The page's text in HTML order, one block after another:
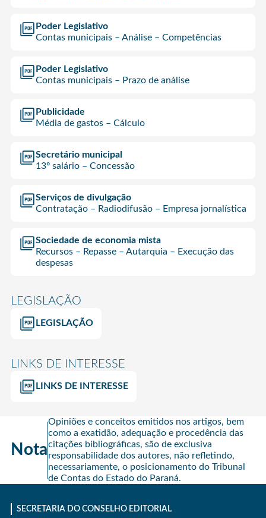
Poder Legislativo
Contas municipais – Análise – Competências
Poder Legislativo
Contas municipais – Prazo de análise
Publicidade
Média de gastos – Cálculo
Secretário municipal
13º salário – Concessão
Serviços de divulgação
Contratação – Radiodifusão – Empresa jornalística
Sociedade de economia mista
Recursos – Repasse – Autarquia – Execução das
despesas
LEGISLAÇÃO
LEGISLAÇÃO
LINKS DE INTERESSE
LINKS DE INTERESSE
Nota
Opiniões e conceitos emitidos nos artigos, bem
como a exatidão, adequação e procedência das
citações bibliográficas, são de exclusiva
responsabilidade dos autores, não refletindo,
necessariamente, o posicionamento do Tribunal
de Contas do Estado do Paraná.
SECRETARIA DO CONSELHO EDITORIAL